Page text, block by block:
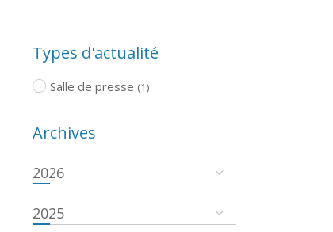
Types d'actualité
Salle de presse (1)
Archives
2026
2025